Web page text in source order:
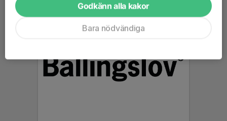
Godkänn alla kakor
Bara nödvändiga